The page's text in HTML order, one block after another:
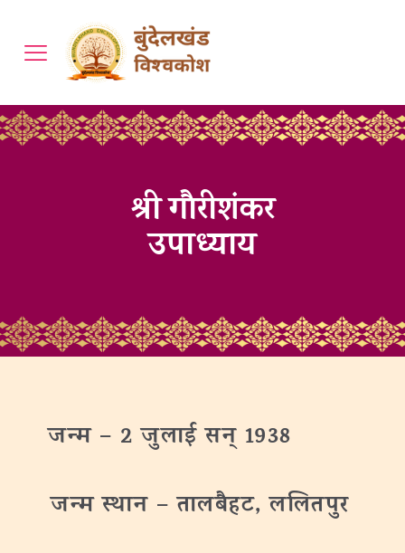
श्री गौरीशंकर
उपाध्याय
जन्‍म – 2 जुलाईसन् 1938
जन्‍मस्थान – तालबैहट, ललितपुर